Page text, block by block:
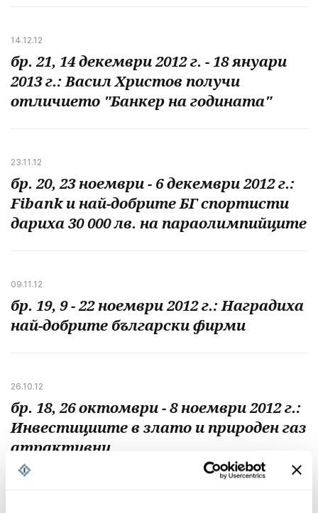
14.12.12
бр. 21, 14 декември 2012 г. - 18 януари
2013 г.: Васил Христов получи
отличието "Банкер на годината"
23.11.12
бр. 20, 23 ноември - 6 декември 2012 г.:
Fibank и най-добрите БГ спортисти
дариха 30 000 лв. на параолимпийците
09.11.12
бр. 19, 9 - 22 ноември 2012 г.: Наградиха
най-добрите български фирми
26.10.12
бр. 18, 26 октомври - 8 ноември 2012 г.:
Инвестициите в злато и природен газ
атрактивни